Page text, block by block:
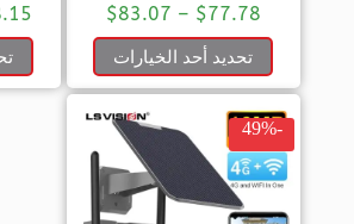
$77.78
–
$83.07
تحديد أحد الخيارات
-49%